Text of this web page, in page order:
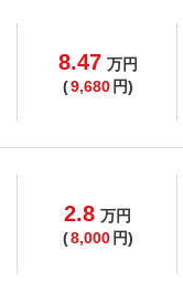
8.47 万円
(9,680 円)
2.8 万円
(8,000 円)